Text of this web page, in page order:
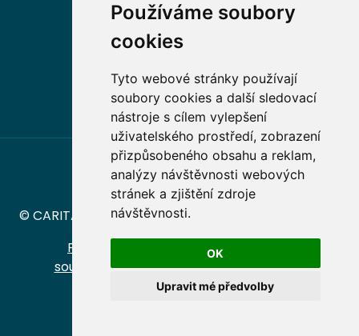
Používáme soubory
cookies
Tyto webové stránky používají
soubory cookies a další sledovací
nástroje s cílem vylepšení
uživatelského prostředí, zobrazení
přizpůsobeného obsahu a reklam,
analýzy návštěvnosti webových
stránek a zjištění zdroje
návštěvnosti.
OK
Upravit mé předvolby
Nabídky práce v oboru
© CARITAS – Vyšší odborná škola sociální Olomouc
Prohlášení o přístupnosti
soukromí|Oznamování porušení práva